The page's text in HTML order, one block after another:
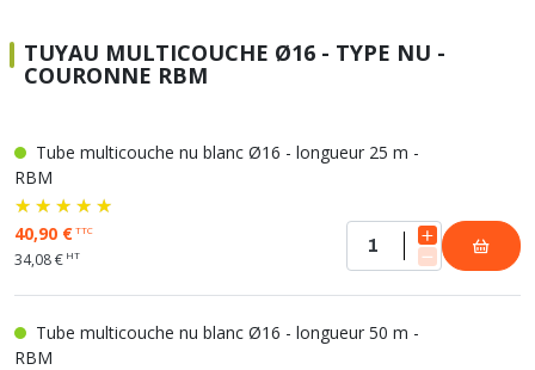
TUYAU MULTICOUCHE Ø16 - TYPE NU -
COURONNE RBM
Tube multicouche nu blanc Ø16 - longueur 25 m -
RBM
40,90 €TTC
34,08 € HT
Tube multicouche nu blanc Ø16 - longueur 50 m -
RBM